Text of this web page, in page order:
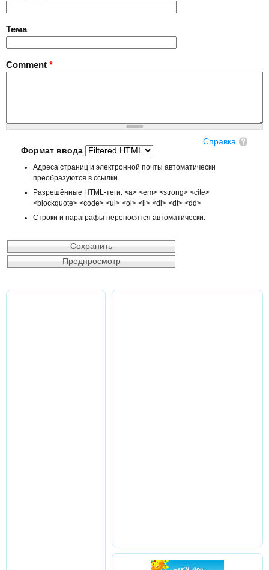
Тема
Comment *
Справка
Формат ввода
Адреса страниц и электронной почты автоматически
преобразуются в ссылки.
Разрешённые HTML-теги: <a> <em> <strong> <cite>
<blockquote> <code> <ul> <ol> <li> <dl> <dt> <dd>
Строки и параграфы переносятся автоматически.